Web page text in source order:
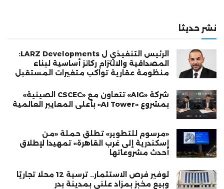
نشر حديثا
الرئيس التنفيذي ل LARZ Developments:
المصداقية والالتزام ركائز أساسية لبناء
منظومة عقارية تواكب متغيرات المستقبل
شركة «AIG» تتعاون مع «CSCEC الصينية»
بمشروع «AI Tower» بأعلى المعايير العالمية
«مرسوم للتطوير» تطلق حملة «من
إسكندرية إلى غرب القاهرة» تمهيدا لإطلاق
أحدث مشروعاتها
لوفير فرص الاستثمار.. ترسية 12 محلًا تجاريًا
وبيع مخبز بمزاد علني بمدينة بدر